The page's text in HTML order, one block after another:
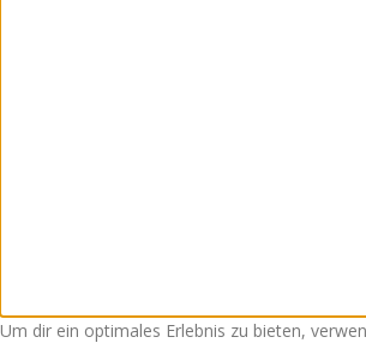
Um dir ein optimales Erlebnis zu bieten,